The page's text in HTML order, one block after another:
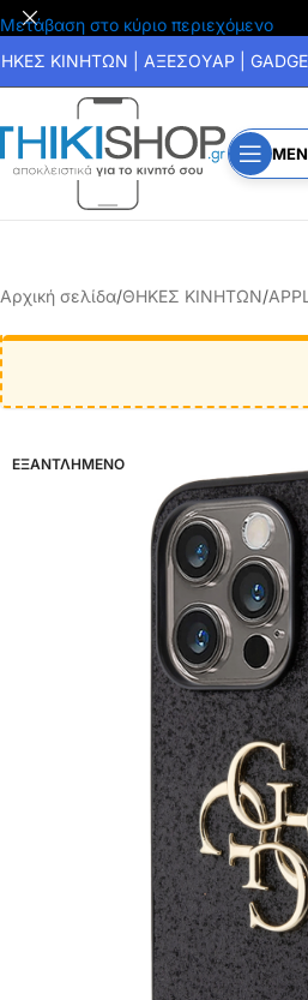
Μετάβαση στο κύριο περιεχόμενο
ΚΙΝΗΤΩΝ | ΑΞΕΣΟΥΑΡ |
Αρχική σελίδα/ΘΗΚΕΣ ΚΙΝΗΤΩΝ/
ΕΞΑΝΤΛΗΜΕΝΟ